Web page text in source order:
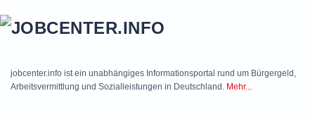
jobcenter.info ist ein unabhängiges Informationsportal rund um Bürgergeld,
Arbeitsvermittlung und Sozialleistungen in Deutschland. Mehr...